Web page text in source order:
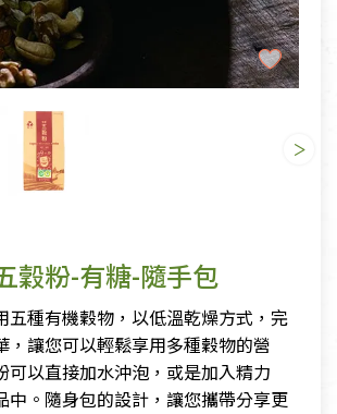
穀粉-有糖-隨手包
五種有機穀物，以低溫乾燥方式，完
，讓您可以輕鬆享用多種穀物的營
可以直接加水沖泡，或是加入精力
中。隨身包的設計，讓您攜帶分享更